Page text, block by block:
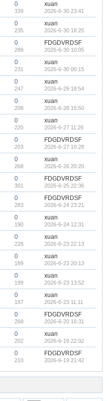
0
339
xuan
2026-6-30 23:41
0
235
xuan
2026-6-30 18:25
0
289
FDGDVRDSF
2026-6-30 10:05
0
231
xuan
2026-6-30 00:15
0
247
xuan
2026-6-29 18:54
0
208
xuan
2026-6-28 15:50
0
220
xuan
2026-6-27 11:26
0
203
FDGDVRDSF
2026-6-27 10:28
0
268
xuan
2026-6-26 20:20
0
301
FDGDVRDSF
2026-6-25 22:36
0
283
FDGDVRDSF
2026-6-24 23:21
0
190
xuan
2026-6-24 12:31
0
228
xuan
2026-6-23 22:13
0
189
xuan
2026-6-23 20:13
0
199
xuan
2026-6-23 13:52
0
187
xuan
2026-6-23 11:11
0
268
FDGDVRDSF
2026-6-20 16:31
0
202
xuan
2026-6-19 22:02
0
210
FDGDVRDSF
2026-6-19 21:42